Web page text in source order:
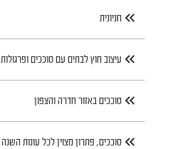
חניונית
עיצוב חוץ לבתים עם סוככים ופרגולות
סוככים באזור חדרה והצפון
סוככים, פתרון מצוין לכל עונות השנה